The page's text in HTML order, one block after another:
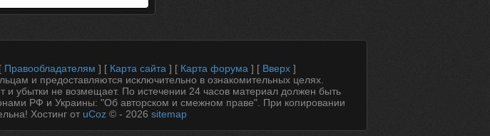
Правообладателям ] [ Карта сайта ] [ Карта форума ] [ Вверх]
и предоставляются исключительно в ознакомительных целях.
и убытки не возмещает. По истечении 24 часов материал должен быть
РФ и Украины: "Об авторском и смежном праве". При копировании
Хостинг от uCoz© - 2026 sitemap